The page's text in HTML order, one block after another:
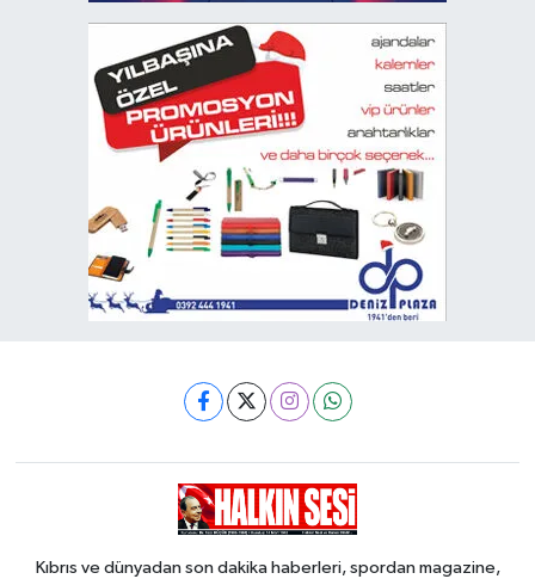
Kıbrıs ve dünyadan son dakika haberleri, spordan magazine,